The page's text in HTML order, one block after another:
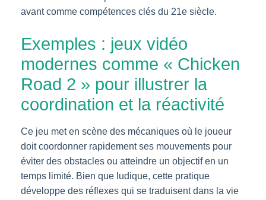
avant comme compétences clés du 21e siècle.
Exemples : jeux vidéo
modernes comme « Chicken
Road 2 » pour illustrer la
coordination et la réactivité
Ce jeu met en scène des mécaniques où le joueur
doit coordonner rapidement ses mouvements pour
éviter des obstacles ou atteindre un objectif en un
temps limité. Bien que ludique, cette pratique
développe des réflexes qui se traduisent dans la vie